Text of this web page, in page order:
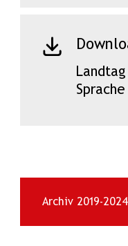
Sprache
Archiv 2019-2024